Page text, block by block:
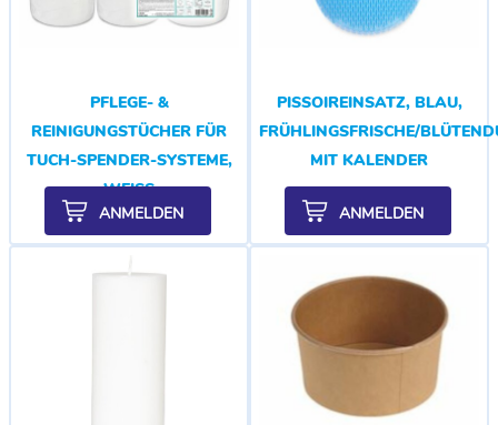
PFLEGE- &
REINIGUNGSTÜCHER FÜR
TUCH-SPENDER-SYSTEME,
WEISS
ANMELDEN
PISSOIREINSATZ, BLAU,
FRÜHLINGSFRISCHE/
MIT KALENDER
ANMELDEN